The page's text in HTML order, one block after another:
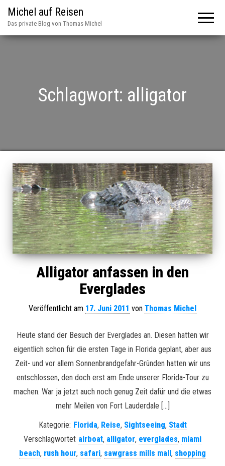
Michel auf Reisen
Das private Blog von Thomas Michel
Schlagwort: alligator
Alligator anfassen in den
Everglades
Veröffentlicht am 17. Juni 2011 von Thomas Michel
Heute stand der Besuch der Everglades an. Diesen hatten wir
eigentlich schon für die ersten Tage in Florida geplant, aber aus
Zeit- und vor allem Sonnenbrandgefahr-Gründen hatten wir uns
entschlossen, den doch erst am Ende unserer Florida-Tour zu
machen. War ja jetzt auch noch genug Zeit dafür und die etwas
mehr Meilen von Fort Lauderdale […]
Kategorie: Florida, Reise, Sightseeing, Stadt
Verschlagwortet airboat, alligator, everglades, miami
beach, rush hour, safari, sawgrass mills mall, shopping